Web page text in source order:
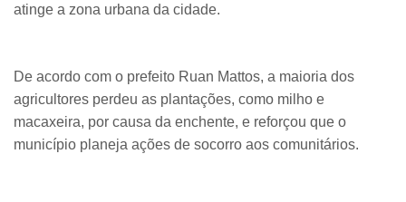
atinge a zona urbana da cidade.
De acordo com o prefeito Ruan Mattos, a maioria dos
agricultores perdeu as plantações, como milho e
macaxeira, por causa da enchente, e reforçou que o
município planeja ações de socorro aos comunitários.